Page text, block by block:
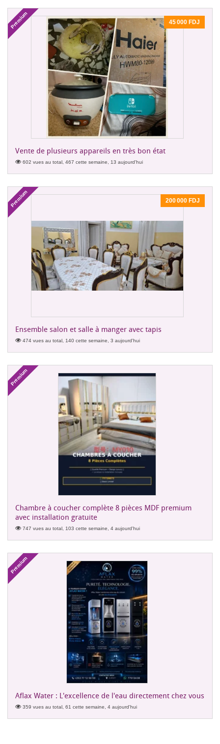
Premium 45 000 FDJ
Vente de plusieurs appareils en très bon état
602 vues au total, 467 cette semaine, 13 aujourd'hui
Premium 200 000 FDJ
Ensemble salon et salle à manger avec tapis
474 vues au total, 140 cette semaine, 3 aujourd'hui
Premium
Chambre à coucher complète 8 pièces MDF premium
avec installation gratuite
747 vues au total, 103 cette semaine, 4 aujourd'hui
Premium
Aflax Water : L'excellence de l'eau directement chez vous
359 vues au total, 61 cette semaine, 4 aujourd'hui